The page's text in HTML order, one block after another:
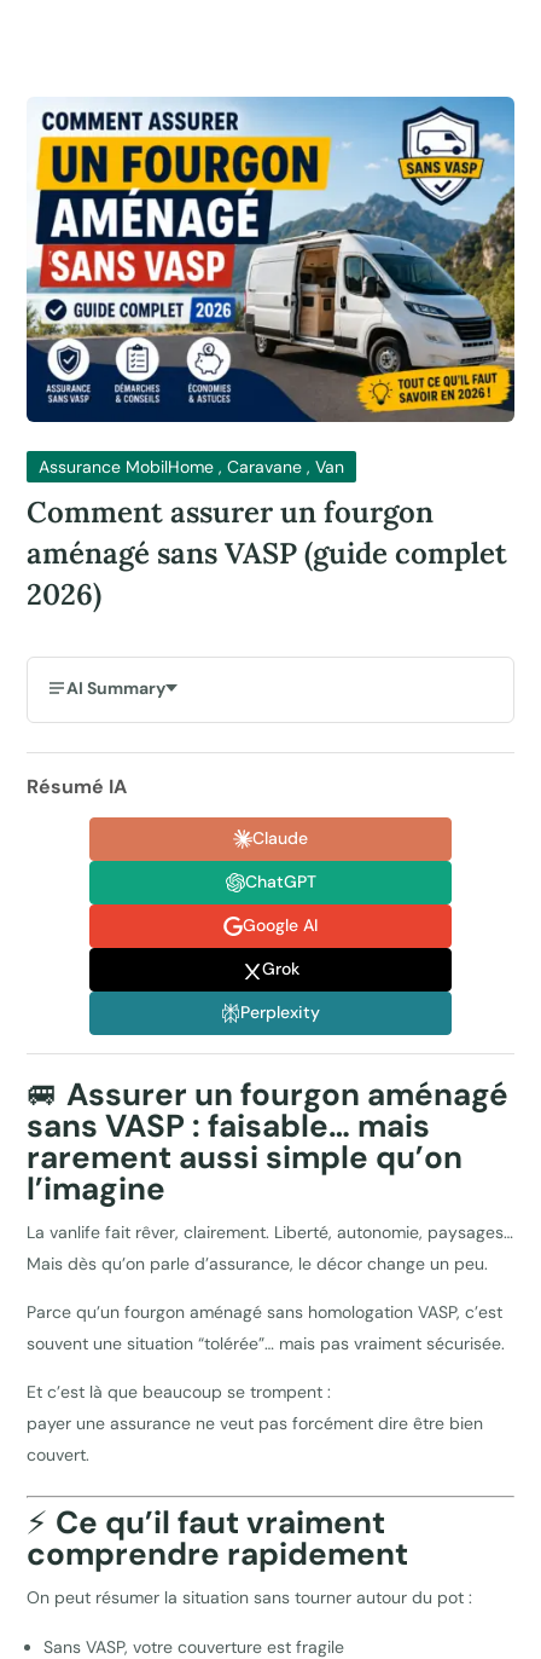
Assurance MobilHome , Caravane , Van
Comment assurer un fourgon
aménagé sans VASP (guide complet
2026)
AI Summary
Résumé IA
Claude
ChatGPT
Google AI
Grok
Perplexity
🚐Assurer un fourgon aménagé
sans VASP : faisable… mais
rarement aussi simple qu’on
l’imagine
La vanlife fait rêver, clairement. Liberté, autonomie, paysages…
Mais dès qu’on parle d’assurance, le décor change un peu.
Parce qu’un fourgon aménagé sans homologation VASP, c’est
souvent une situation “tolérée”… mais pas vraiment sécurisée.
Et c’est là que beaucoup se trompent :
payer une assurance ne veut pas forcément dire être bien
couvert.
⚡ Ce qu’il faut vraiment
comprendre rapidement
On peut résumer la situation sans tourner autour du pot :
Sans VASP, votre couverture est fragile